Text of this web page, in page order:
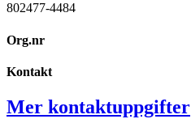
802477-4484
Org.nr
Kontakt
Mer kontaktuppgifter